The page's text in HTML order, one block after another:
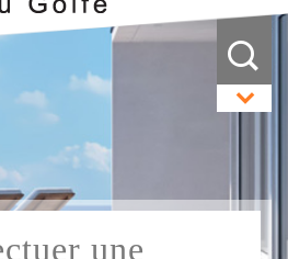
une